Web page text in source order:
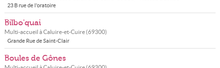
23 B rue de l'oratoire
Bilbo'quai
Multi-accueil àCaluire-et-Cuire(69300)
Grande Rue de Saint-Clair
Boules de Gônes